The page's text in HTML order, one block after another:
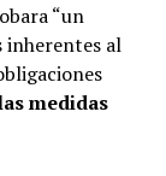
“un
inherentes al
medidas